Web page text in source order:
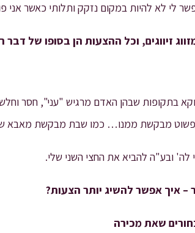
לי לא להיות במקום נזקק ותלותי כאשר אני
זיווגים, וכל ההצעות הן בסופו של
בתקופות שבהן האדם מרגיש "עני", חסר
ופשוט מבקשת ממנו… כמו שבת מבקשת מאבא
לה' ובע"ה להביא את החצי השני שלי.
– איך אפשר להשיג יותר הצעות?
שאת מכירה